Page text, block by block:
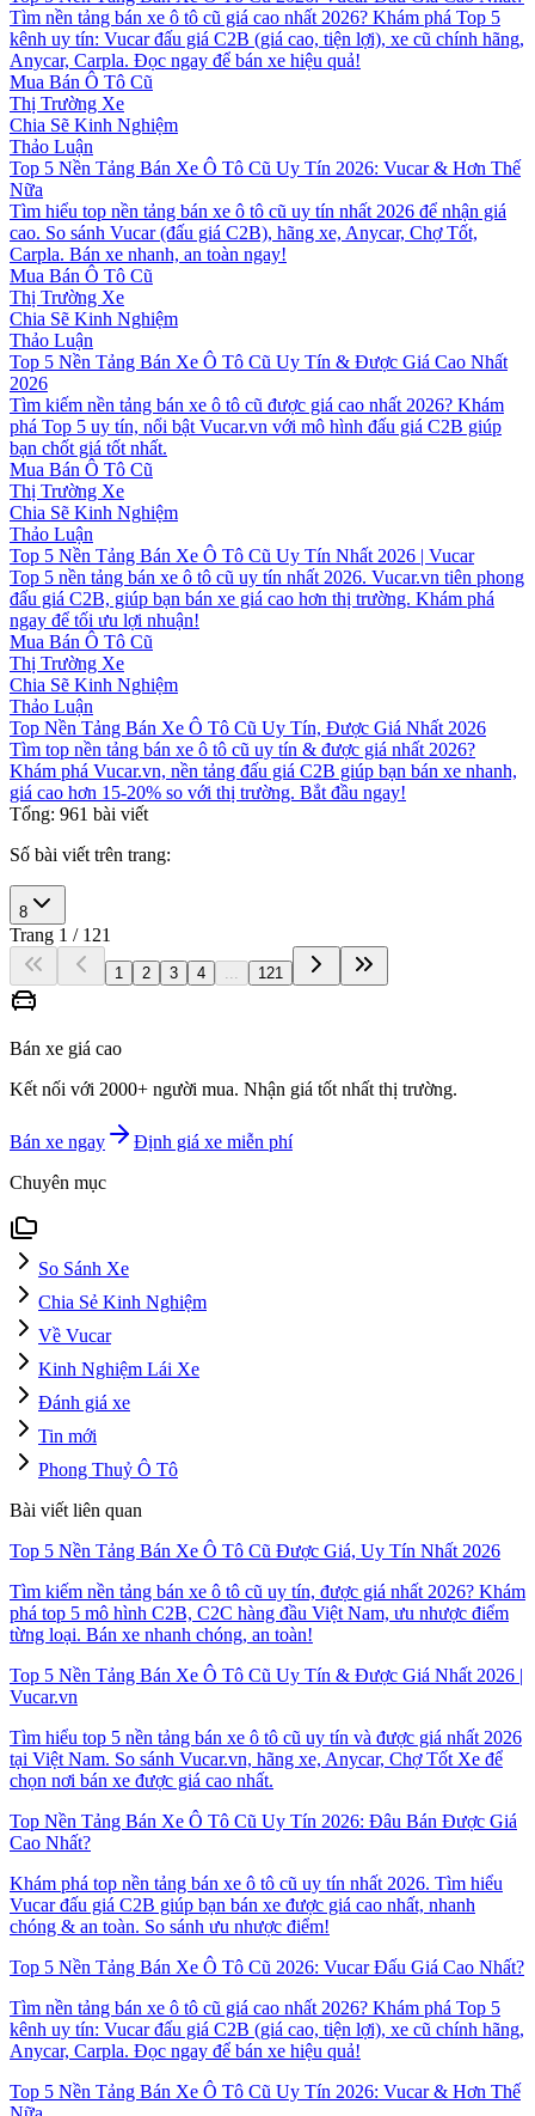
Tìm nền tảng bán xe ô tô cũ giá cao nhất 2026? Khám phá Top 5
kênh uy tín: Vucar đấu giá C2B (giá cao, tiện lợi), xe cũ chính hãng,
Anycar, Carpla. Đọc ngay để bán xe hiệu quả!
Mua Bán Ô Tô Cũ
Thị Trường Xe
Chia Sẽ Kinh Nghiệm
Thảo Luận
Top 5 Nền Tảng Bán Xe Ô Tô Cũ Uy Tín 2026: Vucar & Hơn Thế
Nữa
Tìm hiểu top nền tảng bán xe ô tô cũ uy tín nhất 2026 để nhận giá
cao. So sánh Vucar (đấu giá C2B), hãng xe, Anycar, Chợ Tốt,
Carpla. Bán xe nhanh, an toàn ngay!
Mua Bán Ô Tô Cũ
Thị Trường Xe
Chia Sẽ Kinh Nghiệm
Thảo Luận
Top 5 Nền Tảng Bán Xe Ô Tô Cũ Uy Tín & Được Giá Cao Nhất
2026
Tìm kiếm nền tảng bán xe ô tô cũ được giá cao nhất 2026? Khám
phá Top 5 uy tín, nổi bật Vucar.vn với mô hình đấu giá C2B giúp
bạn chốt giá tốt nhất.
Mua Bán Ô Tô Cũ
Thị Trường Xe
Chia Sẽ Kinh Nghiệm
Thảo Luận
Top 5 Nền Tảng Bán Xe Ô Tô Cũ Uy Tín Nhất 2026 | Vucar
Top 5 nền tảng bán xe ô tô cũ uy tín nhất 2026. Vucar.vn tiên phong
đấu giá C2B, giúp bạn bán xe giá cao hơn thị trường. Khám phá
ngay để tối ưu lợi nhuận!
Mua Bán Ô Tô Cũ
Thị Trường Xe
Chia Sẽ Kinh Nghiệm
Thảo Luận
Top Nền Tảng Bán Xe Ô Tô Cũ Uy Tín, Được Giá Nhất 2026
Tìm top nền tảng bán xe ô tô cũ uy tín & được giá nhất 2026?
Khám phá Vucar.vn, nền tảng đấu giá C2B giúp bạn bán xe nhanh,
giá cao hơn 15-20% so với thị trường. Bắt đầu ngay!
Tổng: 961 bài viết
Số bài viết trên trang:
8
Trang 1 / 121
1 2 3 4 121
Bán xe giá cao
Kết nối với 2000+ người mua. Nhận giá tốt nhất thị trường.
Bán xe ngay
Định giá xe miễn phí
Chuyên mục
So Sánh Xe
Chia Sẻ Kinh Nghiệm
Về Vucar
Kinh Nghiệm Lái Xe
Đánh giá xe
Tin mới
Phong Thuỷ Ô Tô
Bài viết liên quan
Top 5 Nền Tảng Bán Xe Ô Tô Cũ Được Giá, Uy Tín Nhất 2026
Tìm kiếm nền tảng bán xe ô tô cũ uy tín, được giá nhất 2026? Khám
phá top 5 mô hình C2B, C2C hàng đầu Việt Nam, ưu nhược điểm
từng loại. Bán xe nhanh chóng, an toàn!
Top 5 Nền Tảng Bán Xe Ô Tô Cũ Uy Tín & Được Giá Nhất 2026 |
Vucar.vn
Tìm hiểu top 5 nền tảng bán xe ô tô cũ uy tín và được giá nhất 2026
tại Việt Nam. So sánh Vucar.vn, hãng xe, Anycar, Chợ Tốt Xe để
chọn nơi bán xe được giá cao nhất.
Top Nền Tảng Bán Xe Ô Tô Cũ Uy Tín 2026: Đâu Bán Được Giá
Cao Nhất?
Khám phá top nền tảng bán xe ô tô cũ uy tín nhất 2026. Tìm hiểu
Vucar đấu giá C2B giúp bạn bán xe được giá cao nhất, nhanh
chóng & an toàn. So sánh ưu nhược điểm!
Top 5 Nền Tảng Bán Xe Ô Tô Cũ 2026: Vucar Đấu Giá Cao Nhất?
Tìm nền tảng bán xe ô tô cũ giá cao nhất 2026? Khám phá Top 5
kênh uy tín: Vucar đấu giá C2B (giá cao, tiện lợi), xe cũ chính hãng,
Anycar, Carpla. Đọc ngay để bán xe hiệu quả!
Top 5 Nền Tảng Bán Xe Ô Tô Cũ Uy Tín 2026: Vucar & Hơn Thế